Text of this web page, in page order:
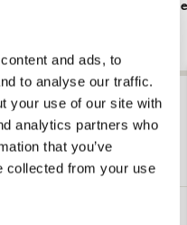
and ads, to
to analyse our traffic.
your use of our site with
analytics partners who
that you’ve
collected from your use